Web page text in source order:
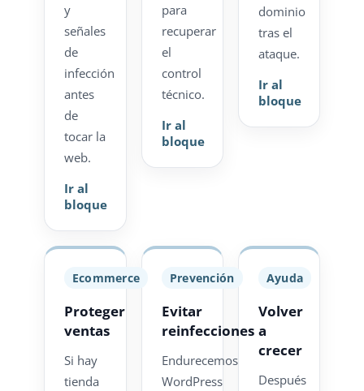
y
señales
de
infección
antes
de
tocar la
web.
Ir al
bloque
para
recuperar
el
control
técnico.
Ir al
bloque
dominio
tras el
ataque.
Ir al
bloque
Ecommerce
Proteger
ventas
Si hay
tienda
Prevención
Evitar
reinfecciones
Endurecemos
WordPress
Ayuda
Volver
a
crecer
Después